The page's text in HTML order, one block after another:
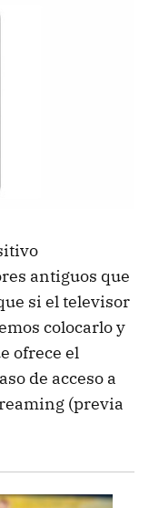
antiguos que
si el televisor
colocarlo y
ofrece el
de acceso a
(previa